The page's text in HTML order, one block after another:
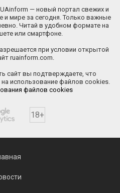
— новый портал свежих и
и мире за сегодня. Только важные
Читай в удобном формате на
или смартфоне.
при условии открытой
ruainform.com.
сайт вы подтверждаете, что
использование файлов cookies.
файлов cookies
18+